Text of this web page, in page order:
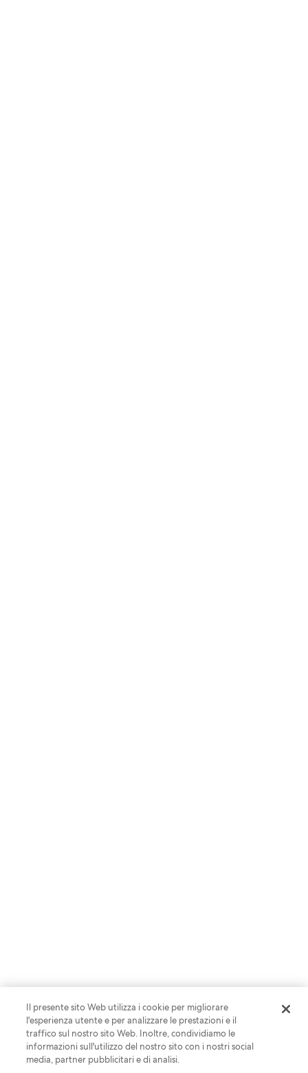
Il presente sito Web utilizza i cookie per migliorare
l'esperienza utente e per analizzare le prestazioni e il
traffico sul nostro sito Web. Inoltre, condividiamo le
informazioni sull'utilizzo del nostro sito con i nostri social
media, partner pubblicitari e di analisi.